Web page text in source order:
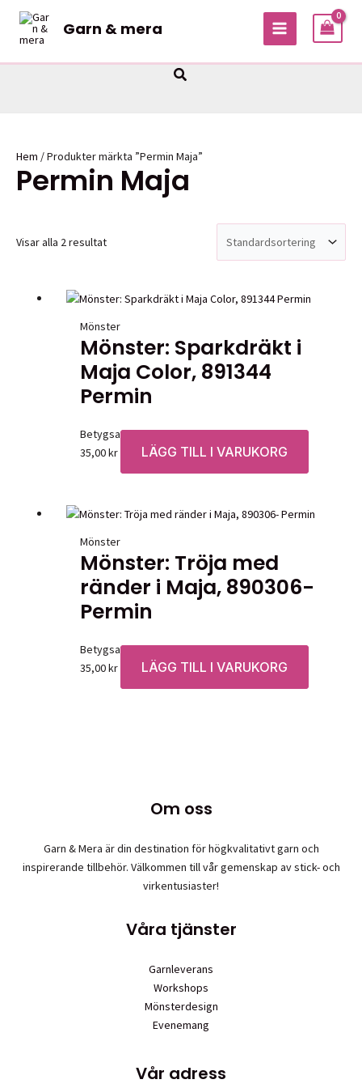
Hoppa
innehåll
Garn & mera
MAIN
Sök
Hem / Produkter märkta ”Permin Maja”
Permin Maja
Visar alla 2 resultat
Mönster
Mönster: Sparkdräkt i
Maja Color, 891344
Permin
Betygsatt0av 5
35,00kr LÄGG TILL I VARUKORG
Mönster
Mönster: Tröja med
ränder i Maja, 890306-
Permin
Betygsatt0av 5
35,00kr LÄGG TILL I VARUKORG
Om oss
Garn & Mera är din destination för högkvalitativt garn och
inspirerande tillbehör. Välkommen till vår gemenskap av stick- och
virkentusiaster!
Våra tjänster
Garnleverans
Workshops
Mönsterdesign
Evenemang
Vår adress